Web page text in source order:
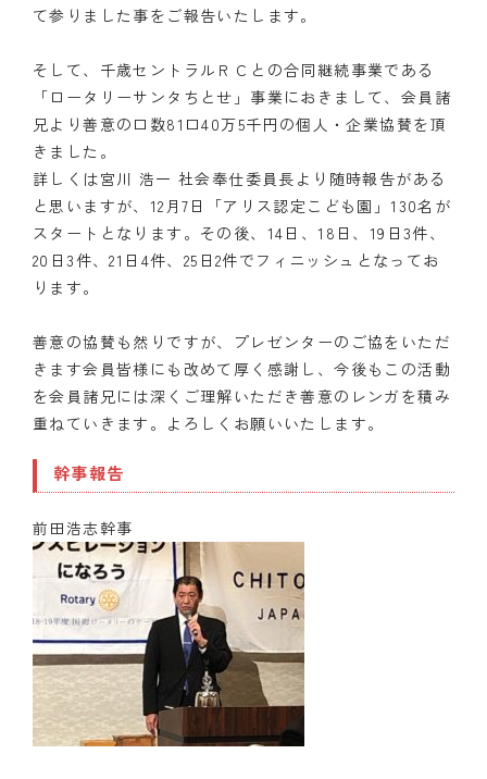
て参りました事をご報告いたします。
そして、千歳セントラルＲＣとの合同継続事業である
「ロータリーサンタちとせ」事業におきまして、会員諸
兄より善意の口数81口40万5千円の個人・企業協賛を頂
きました。
詳しくは宮川 浩一 社会奉仕委員長より随時報告がある
と思いますが、12月7日「アリス認定こども園」130名が
スタートとなります。その後、14日、18日、19日3件、
20日3件、21日4件、25日2件でフィニッシュとなってお
ります。
善意の協賛も然りですが、プレゼンターのご協をいただ
きます会員皆様にも改めて厚く感謝し、今後もこの活動
を会員諸兄には深くご理解いただき善意のレンガを積み
重ねていきます。よろしくお願いいたします。
幹事報告
前田浩志幹事